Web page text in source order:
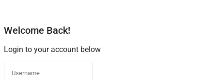
Welcome Back!
Login to your account below